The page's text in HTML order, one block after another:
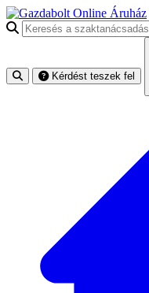
Keresés a szaktanácsadásban
Kérdést teszek fel